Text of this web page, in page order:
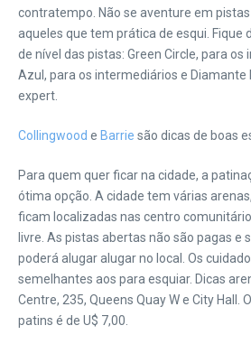
contratempo. Não se aventure em
aqueles que tem prática de esqui. Fique
de nível das pistas: Green Circle, para os
Azul, para os intermediários e Diamante
expert.
Collingwood e Barrie são dicas de boas
Para quem quer ficar na cidade, a
ótima opção. A cidade tem várias
ficam localizadas nas centro
livre. As pistas abertas não são pagas e
poderá alugar alugar no local. Os
semelhantes aos para esquiar. Dicas
Centre, 235, Queens Quay W e City Hall.
patins é de U$ 7,00.